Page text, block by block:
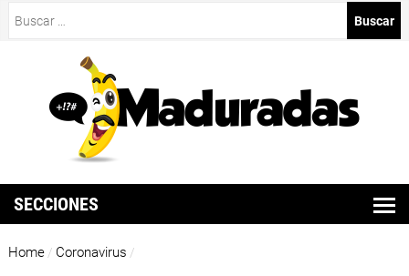
SECCIONES
Home / Coronavirus /